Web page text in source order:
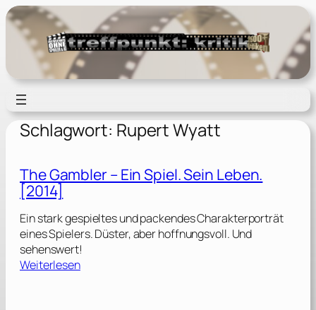
Zum
Inhalt
springen
Schlagwort: Rupert Wyatt
The Gambler – Ein Spiel. Sein Leben.
[2014]
Ein stark gespieltes und packendes Charakterporträt
eines Spielers. Düster, aber hoffnungsvoll. Und
sehenswert!
Weiterlesen: